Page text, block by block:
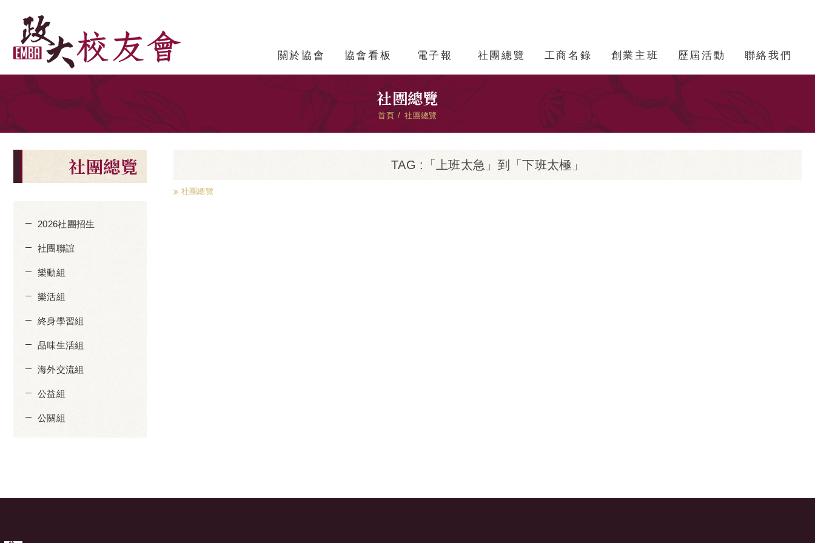
關於協會 協會看板 電子報 社團總覽 工商名錄 創業主班 歷屆活動 聯絡我們
社團總覽
首頁 社團總覽
社團總覽
2026社團招生
社團聯誼
樂動組
樂活組
終身學習組
品味生活組
海外交流組
公益組
公關組
TAG :「上班太急」到「下班太極」
社團總覽